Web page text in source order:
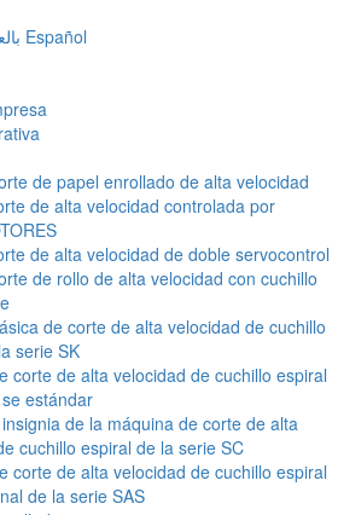
Español
de papel enrollado de alta velocidad
de alta velocidad controlada por
de alta velocidad de doble servocontrol
de rollo de alta velocidad con cuchillo
de corte de alta velocidad de cuchillo
serie SK
corte de alta velocidad de cuchillo espiral
estándar
de la máquina de corte de alta
cuchillo espiral de la serie SC
corte de alta velocidad de cuchillo espiral
de la serie SAS